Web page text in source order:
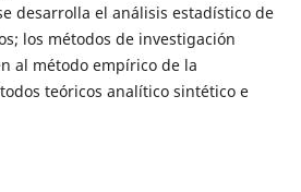
desarrolla el análisis estadístico de
los métodos de investigación
al método empírico de la
teóricos analítico sintético e